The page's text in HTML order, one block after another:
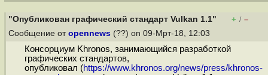
"Опубликован графический стандарт Vulkan 1.1" + / –
Сообщение от opennews (??) on 09-Мрт-18, 12:03
Консорциум Khronos, занимающийся разработкой
графических стандартов,
опубликовал (https://www.khronos.org/news/press/khronos-